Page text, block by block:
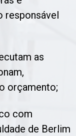
responsável
as
orçamento;
com
de Berlim